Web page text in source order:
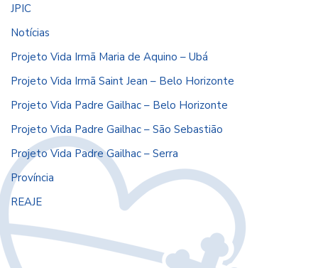
JPIC
Notícias
Projeto Vida Irmã Maria de Aquino – Ubá
Projeto Vida Irmã Saint Jean – Belo Horizonte
Projeto Vida Padre Gailhac – Belo Horizonte
Projeto Vida Padre Gailhac – São Sebastião
Projeto Vida Padre Gailhac – Serra
Província
REAJE